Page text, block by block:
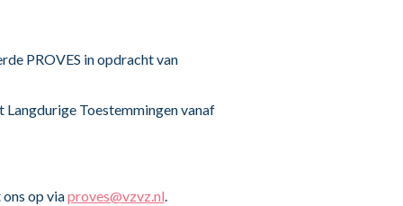
PROVES in opdracht van
Toestemmingen vanaf
op viaproves@vzvz.nl.